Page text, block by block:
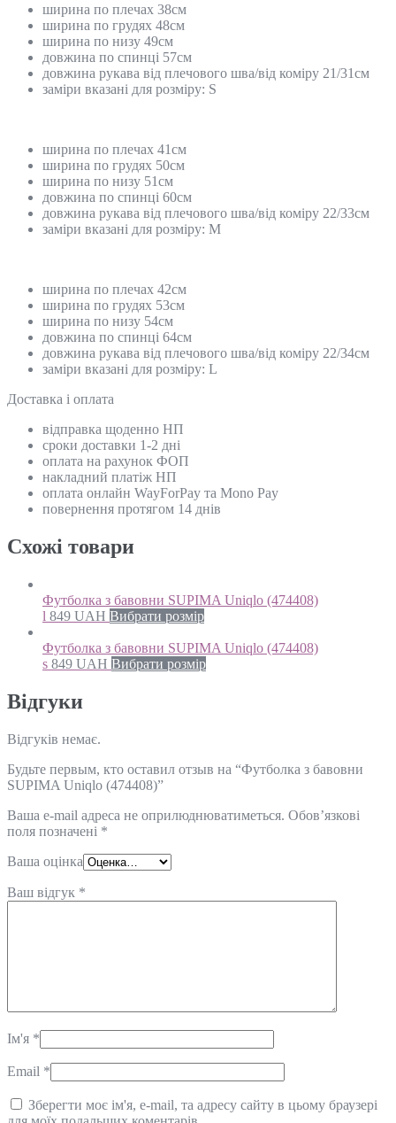
ширина по плечах 38см
ширина по грудях 48см
ширина по низу 49см
довжина по спинці 57см
довжина рукава від плечового шва/від коміру 21/31см
заміри вказані для розміру: S
ширина по плечах 41см
ширина по грудях 50см
ширина по низу 51см
довжина по спинці 60см
довжина рукава від плечового шва/від коміру 22/33см
заміри вказані для розміру: М
ширина по плечах 42см
ширина по грудях 53см
ширина по низу 54см
довжина по спинці 64см
довжина рукава від плечового шва/від коміру 22/34см
заміри вказані для розміру: L
Доставка і оплата
відправка щоденно НП
сроки доставки 1-2 дні
оплата на рахунок ФОП
накладний платіж НП
оплата онлайн WayForPay та Mono Pay
повернення протягом 14 днів
Схожi товари
Футболка з бавовни SUPIMA Uniqlo (474408)
l 849 UAH Вибрати розмір
Футболка з бавовни SUPIMA Uniqlo (474408)
s 849 UAH Вибрати розмір
Відгуки
Відгуків немає.
Будьте первым, кто оставил отзыв на “Футболка з бавовни
SUPIMA Uniqlo (474408)”
Ваша e-mail адреса не оприлюднюватиметься. Обов’язкові
поля позначені *
Ваша оцінка
Ваш відгук *
Ім'я *
Email *
Зберегти моє ім'я, e-mail, та адресу сайту в цьому браузері